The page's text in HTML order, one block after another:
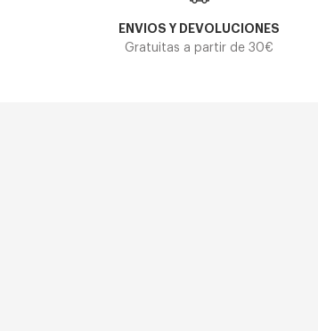
ENVIOS Y DEVOLUCIONES
Gratuitas a partir de 30€